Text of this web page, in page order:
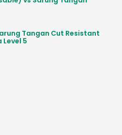
Tangan Cut Resistant
Level 5